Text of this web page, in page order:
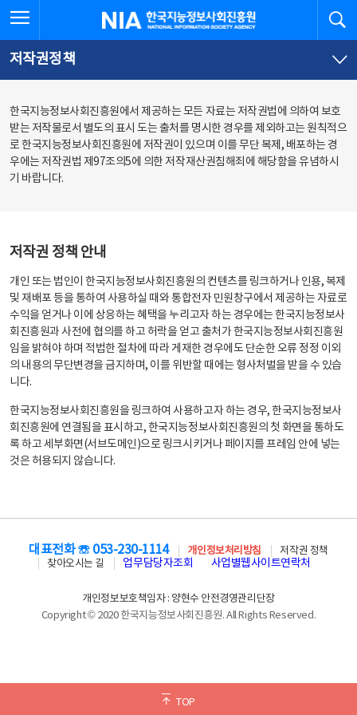
문
로
가
체
뉴
바
가
한국지능정보사회진흥원
저작권정책
한국지능정보사회진흥원에서 제공하는 모든 자료는 저작권법에 의하여 보호
받는 저작물로서 별도의 표시 도는 출처를 명시한 경우를 제외하고는 원칙적으
로 한국지능정보사회진흥원에 저작권이 있으며 이를 무단 복제, 배포하는 경
우에는 저작권법 제97조의5에 의한 저작재산권침해죄에 해당함을 유념하시
기 바랍니다.
저작권 정책 안내
개인 또는 법인이 한국지능정보사회진흥원의 컨텐츠를 링크하거나 인용, 복제
및 재배포 등을 통하여 사용하실 때와 통합전자 민원창구에서 제공하는 자료로
수익을 얻거나 이에 상응하는 혜택을 누리고자 하는 경우에는 한국지능정보사
회진흥원과 사전에 협의를 하고 허락을 얻고 출처가 한국지능정보사회진흥원
임을 밝혀야 하며 적법한 절차에 따라 게재한 경우에도 단순한 오류 정정 이외
의 내용의 무단변경을 금지하며, 이를 위반할 때에는 형사처벌을 받을 수 있습
니다.
한국지능정보사회진흥원을 링크하여 사용하고자 하는 경우, 한국지능정보사
회진흥원에 연결됨을 표시하고, 한국지능정보사회진흥원의 첫 화면을 통하도
록 하고 세부화면(서브도메인)으로 링크시키거나 페이지를 프레임 안에 넣는
것은 허용되지 않습니다.
TOP
대표전화 ☏ 053-230-1114 개인정보처리방침
저작권 정책
찾아오시는 길
업무담당자조회 사업별웹사이트연락처
개인정보보호책임자 : 양현수 안전경영관리단장
Copyright © 2020 한국지능정보사회진흥원. All Rights Reserved.